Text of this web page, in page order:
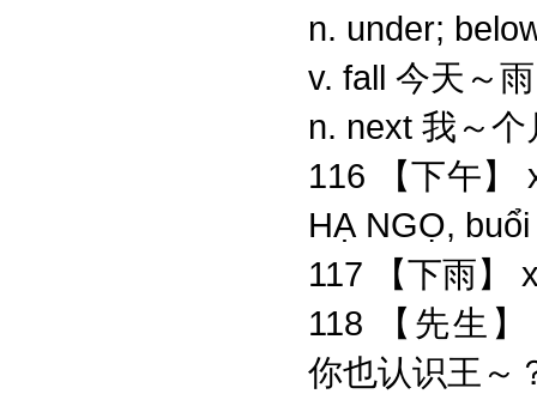
n. under;
v. fall 今天～
n. next 我～
116 【下午】
HẠ NGỌ,
117 【下雨】
118 【先生
你也认识王～